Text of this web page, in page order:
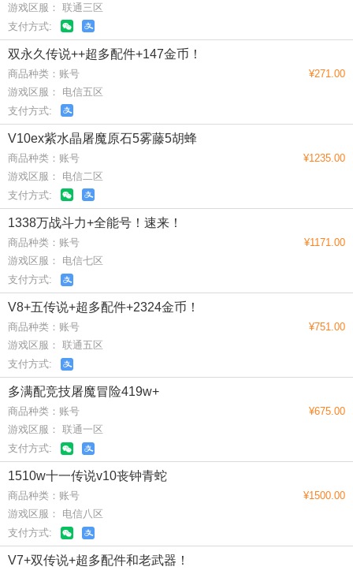
游戏区服： 联通三区
支付方式:
双永久传说++超多配件+147金币！
商品种类：账号
游戏区服： 电信五区
支付方式:
¥271.00
V10ex紫水晶屠魔原石5雾藤5胡蜂
商品种类：账号
游戏区服： 电信二区
支付方式:
¥1235.00
1338万战斗力+全能号！速来！
商品种类：账号
游戏区服： 电信七区
支付方式:
¥1171.00
V8+五传说+超多配件+2324金币！
商品种类：账号
游戏区服： 联通五区
支付方式:
¥751.00
多满配竞技屠魔冒险419w+
商品种类：账号
游戏区服： 联通一区
支付方式:
¥675.00
1510w十一传说v10丧钟青蛇
商品种类：账号
游戏区服： 电信八区
支付方式:
¥1500.00
V7+双传说+超多配件和老武器！